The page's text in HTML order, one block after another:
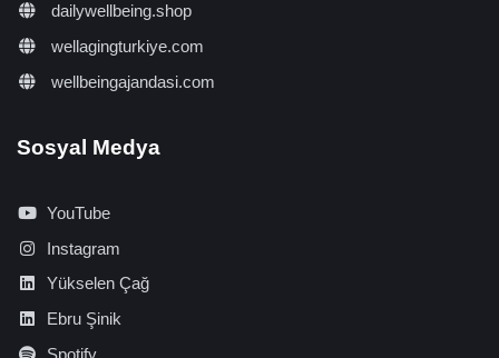
dailywellbeing.shop
wellagingturkiye.com
wellbeingajandasi.com
Sosyal Medya
YouTube
Instagram
Yükselen Çağ
Ebru Şinik
Spotify